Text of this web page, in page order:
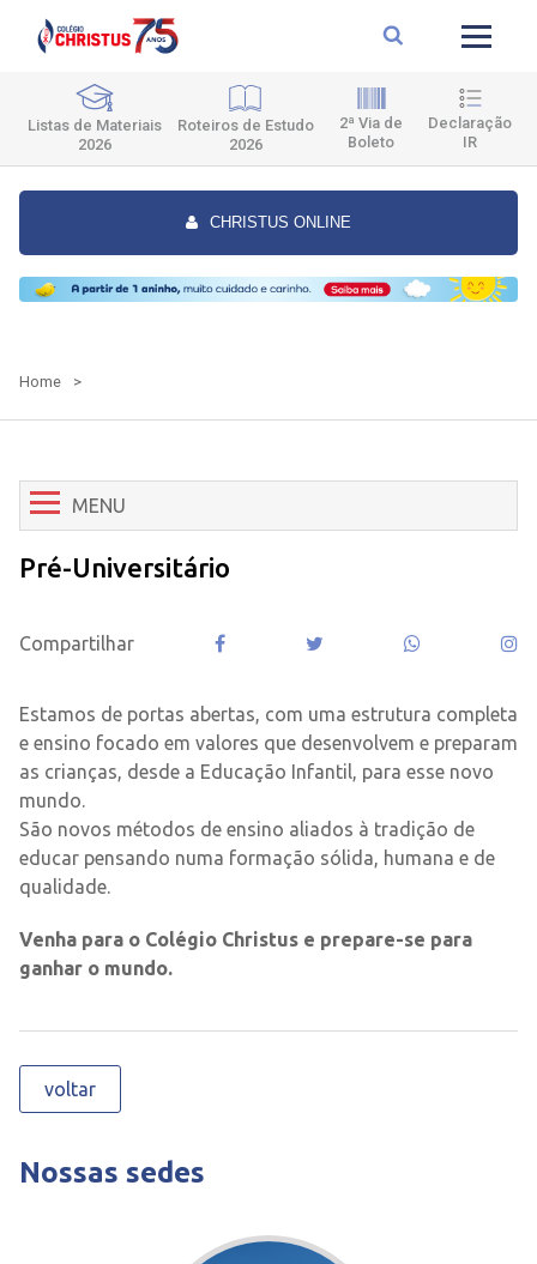
Listas de Materiais
2026
Roteiros de Estudo
2026
2ª Via de
Boleto
Declaração
IR
CHRISTUS ONLINE
Home >
MENU
Pré-Universitário
Compartilhar
Estamos de portas abertas, com uma estrutura completa
e ensino focado em valores que desenvolvem e preparam
as crianças, desde a Educação Infantil, para esse novo
mundo.
São novos métodos de ensino aliados à tradição de
educar pensando numa formação sólida, humana e de
qualidade.
Venha para o Colégio Christus e prepare-se para
ganhar o mundo.
voltar
Nossas sedes